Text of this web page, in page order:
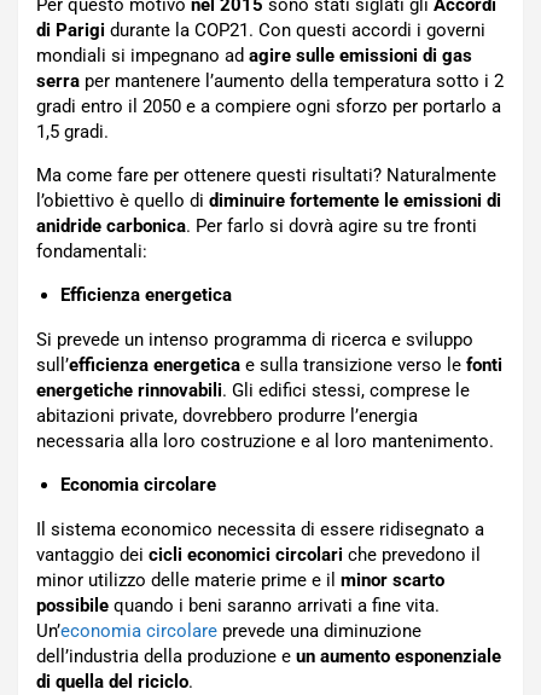
Per questo motivo nel 2015 sono stati siglati gli Accordi
di Parigi durante la COP21. Con questi accordi i governi
mondiali si impegnano ad agire sulle emissioni di gas
serra per mantenere l’aumento della temperatura sotto i 2
gradi entro il 2050 e a compiere ogni sforzo per portarlo a
1,5 gradi.
Ma come fare per ottenere questi risultati? Naturalmente
l’obiettivo è quello di diminuire fortemente le emissioni di
anidride carbonica. Per farlo si dovrà agire su tre fronti
fondamentali:
Efficienza energetica
Si prevede un intenso programma di ricerca e sviluppo
sull’efficienza energetica e sulla transizione verso le fonti
energetiche rinnovabili. Gli edifici stessi, comprese le
abitazioni private, dovrebbero produrre l’energia
necessaria alla loro costruzione e al loro mantenimento.
Economia circolare
Il sistema economico necessita di essere ridisegnato a
vantaggio dei cicli economici circolari che prevedono il
minor utilizzo delle materie prime e il minor scarto
possibile quando i beni saranno arrivati a fine vita.
Un’economia circolare prevede una diminuzione
dell’industria della produzione e un aumento esponenziale
di quella del riciclo.